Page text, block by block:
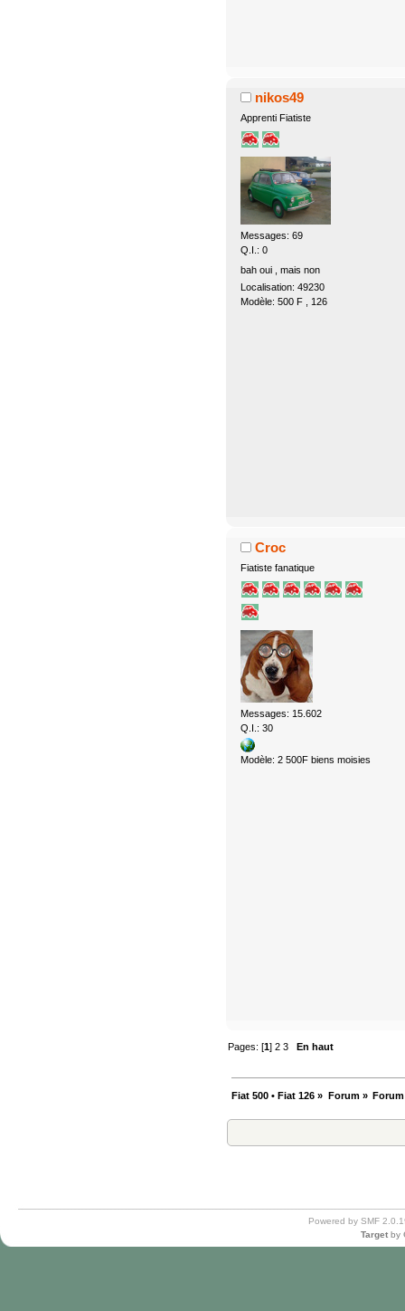
nikos49
Apprenti Fiatiste
Messages: 69
Q.I.: 0
bah oui , mais non
Localisation: 49230
Modèle: 500 F , 126
Croc
Fiatiste fanatique
Messages: 15.602
Q.I.: 30
Modèle: 2 500F biens moisies
Pages: [1]2 3 En haut
Fiat 500 • Fiat 126 » Forum»
Powered by SMF
Target by